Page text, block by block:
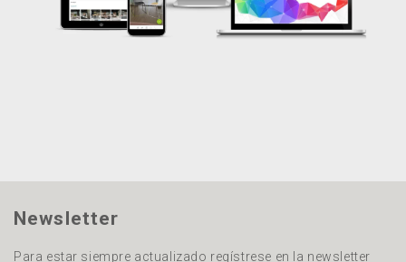
Newsletter
Para estar siempre actualizado regístrese en la newsletter